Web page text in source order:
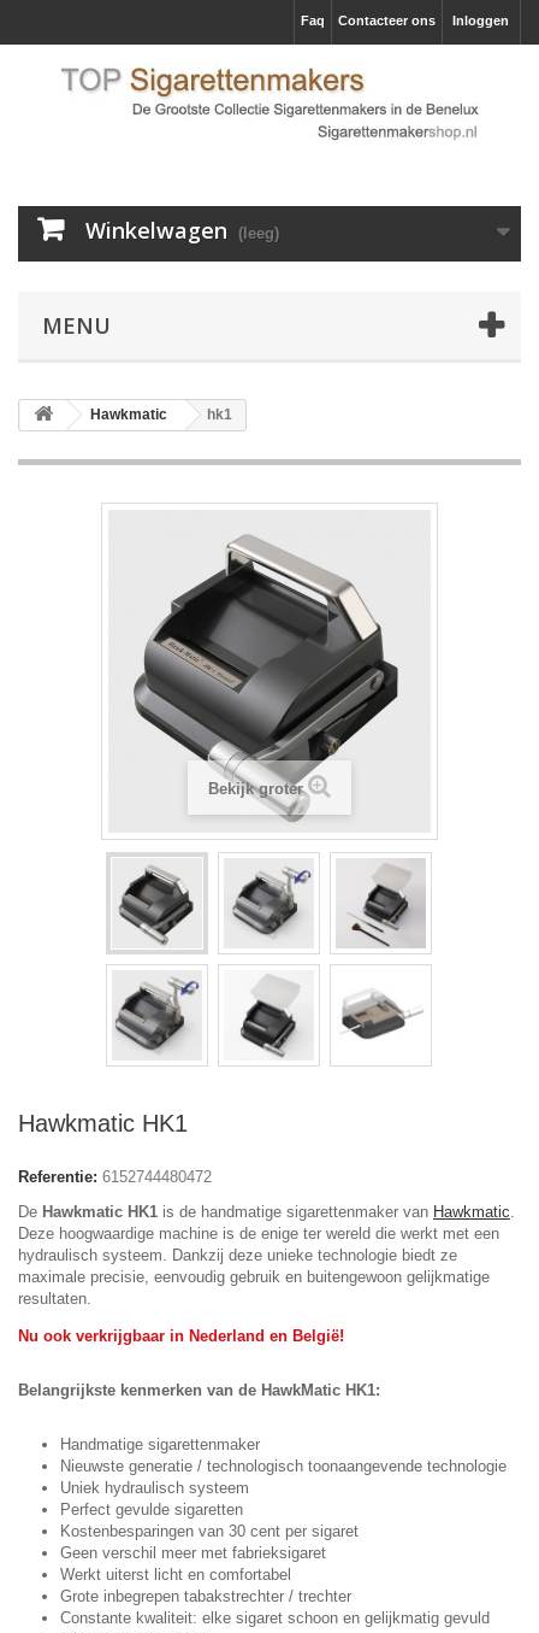
Inloggen
Contacteer ons
Faq
Winkelwagen (leeg)
MENU
Hawkmatic hk1
Bekijk groter
Hawkmatic HK1
Referentie: 6152744480472
De Hawkmatic HK1 is de handmatige sigarettenmaker van Hawkmatic.
Deze hoogwaardige machine is de enige ter wereld die werkt met een
hydraulisch systeem. Dankzij deze unieke technologie biedt ze
maximale precisie, eenvoudig gebruik en buitengewoon gelijkmatige
resultaten.
Nu ook verkrijgbaar in Nederland en België!
Belangrijkste kenmerken van de HawkMatic HK1:
Handmatige sigarettenmaker
Nieuwste generatie / technologisch toonaangevende technologie
Uniek hydraulisch systeem
Perfect gevulde sigaretten
Kostenbesparingen van 30 cent per sigaret
Geen verschil meer met fabrieksigaret
Werkt uiterst licht en comfortabel
Grote inbegrepen tabakstrechter / trechter
Constante kwaliteit: elke sigaret schoon en gelijkmatig gevuld